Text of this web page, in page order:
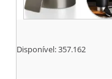
Disponível:357.162